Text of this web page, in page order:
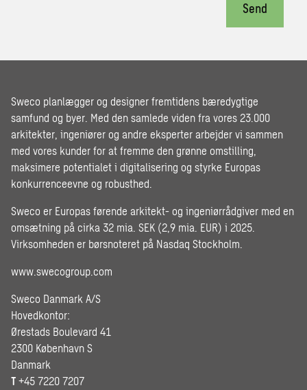
Send
Sweco planlægger og designer fremtidens bæredygtige
samfund og byer. Med den samlede viden fra vores 23.000
arkitekter, ingeniører og andre eksperter arbejder vi sammen
med vores kunder for at fremme den grønne omstilling,
maksimere potentialet i digitalisering og styrke Europas
konkurrenceevne og robusthed.
Sweco er Europas førende arkitekt- og ingeniørrådgiver med en
omsætning på cirka 32 mia. SEK (2,9 mia. EUR) i 2025.
Virksomheden er børsnoteret på Nasdaq Stockholm.
www.swecogroup.com
Sweco Danmark A/S
Hovedkontor:
Ørestads Boulevard 41
2300 København S
Danmark
T +45 7220 7207